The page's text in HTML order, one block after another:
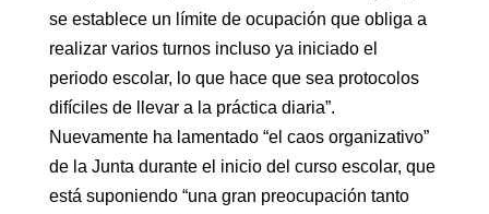
se establece un límite de ocupación que obliga a
realizar varios turnos incluso ya iniciado el
periodo escolar, lo que hace que sea protocolos
difíciles de llevar a la práctica diaria”.
Nuevamente ha lamentado “el caos organizativo”
de la Junta durante el inicio del curso escolar, que
está suponiendo “una gran preocupación tanto